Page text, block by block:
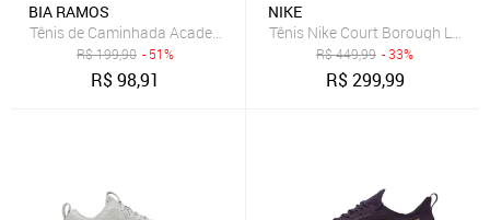
BIA RAMOS
Tênis de Caminhada Academia Treino Casual Dia Dia Unissex
R$199,90 - 51%
R$98,91
NIKE
Tênis Nike Court Borough Low
R$449,99 - 33%
R$299,99